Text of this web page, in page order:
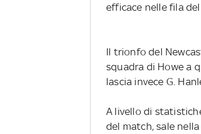
efficace nelle fila
Il trionfo del
squadra di Howe a
lascia invece G.
A livello di
del match, sale